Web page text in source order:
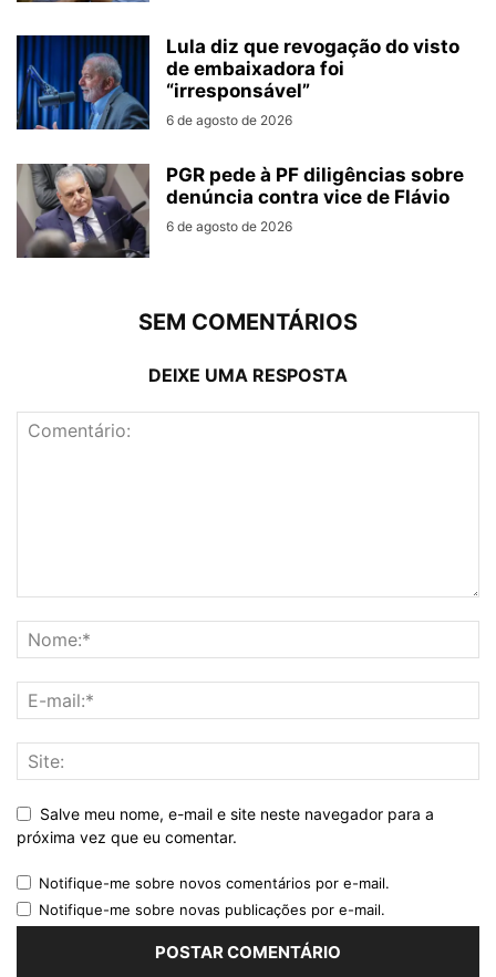
Lula diz que revogação do visto
de embaixadora foi
“irresponsável”
6 de agosto de 2026
PGR pede à PF diligências sobre
denúncia contra vice de Flávio
6 de agosto de 2026
SEM COMENTÁRIOS
DEIXE UMA RESPOSTA
Salve meu nome, e-mail e site neste navegador para a
próxima vez que eu comentar.
Notifique-me sobre novos comentários por e-mail.
Notifique-me sobre novas publicações por e-mail.